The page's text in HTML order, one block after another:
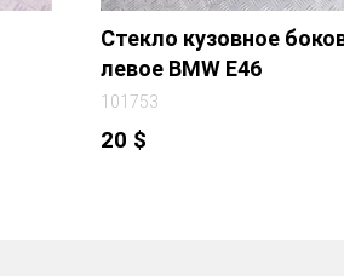
Стекло кузовное
левое BMW E46
101753
20 $